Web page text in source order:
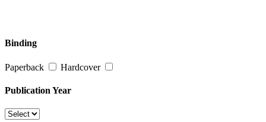
Binding
Paperback Hardcover
Publication Year